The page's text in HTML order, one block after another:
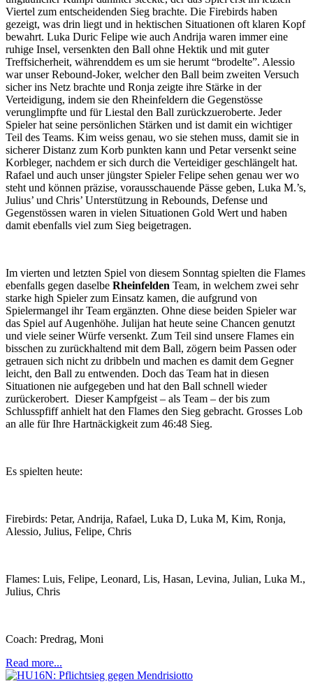
Viertel zum entscheidenden Sieg brachte. Die Firebirds haben
gezeigt, was drin liegt und in hektischen Situationen oft klaren Kopf
bewahrt. Luka Duric Felipe wie auch Andrija waren immer eine
ruhige Insel, versenkten den Ball ohne Hektik und mit guter
Treffsicherheit, währenddem es um sie herumt “brodelte”. Alessio
war unser Rebound-Joker, welcher den Ball beim zweiten Versuch
sicher ins Netz brachte und Ronja zeigte ihre Stärke in der
Verteidigung, indem sie den Rheinfeldern die Gegenstösse
verunglimpfte und für Liestal den Ball zurückzueroberte. Jeder
Spieler hat seine persönlichen Stärken und ist damit ein wichtiger
Teil des Teams. Kim weiss genau, wo sie stehen muss, damit sie in
sicherer Distanz zum Korb punkten kann und Petar versenkt seine
Korbleger, nachdem er sich durch die Verteidiger geschlängelt hat.
Rafael und auch unser jüngster Spieler Felipe sehen genau wer wo
steht und können präzise, vorausschauende Pässe geben, Luka M.’s,
Julius’ und Chris’ Unterstützung in Rebounds, Defense und
Gegenstössen waren in vielen Situationen Gold Wert und haben
damit ebenfalls viel zum Sieg beigetragen.
Im vierten und letzten Spiel von diesem Sonntag spielten die Flames
ebenfalls gegen daselbe Rheinfelden Team, in welchem zwei sehr
starke high Spieler zum Einsatz kamen, die aufgrund von
Spielermangel ihr Team ergänzten. Ohne diese beiden Spieler war
das Spiel auf Augenhöhe. Julijan hat heute seine Chancen genutzt
und viele seiner Würfe versenkt. Zum Teil sind unsere Flames ein
bisschen zu zurückhaltend mit dem Ball, zögern beim Passen oder
getrauen sich nicht zu dribbeln und machen es damit dem Gegner
leicht, den Ball zu entwenden. Doch das Team hat in diesen
Situationen nie aufgegeben und hat den Ball schnell wieder
zurückerobert. Dieser Kampfgeist – als Team – der bis zum
Schlusspfiff anhielt hat den Flames den Sieg gebracht. Grosses Lob
an alle für Ihre Hartnäckigkeit zum 46:48 Sieg.
Es spielten heute:
Firebirds: Petar, Andrija, Rafael, Luka D, Luka M, Kim, Ronja,
Alessio, Julius, Felipe, Chris
Flames: Luis, Felipe, Leonard, Lis, Hasan, Levina, Julian, Luka M.,
Julius, Chris
Coach: Predrag, Moni
Read more...